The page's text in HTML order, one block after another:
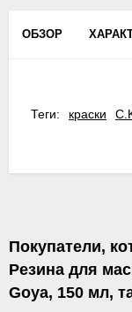
ОБЗОР
Теги: краски
Покупатели,
Резина для
Goya, 150 мл,